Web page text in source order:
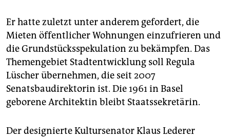
Er hatte zuletzt unter anderem gefordert, die
Mieten öffentlicher Wohnungen einzufrieren und
die Grundstücksspekulation zu bekämpfen. Das
Themengebiet Stadtentwicklung soll Regula
Lüscher übernehmen, die seit 2007
Senatsbaudirektorin ist. Die 1961 in Basel
geborene Architektin bleibt Staatssekretärin.
Der designierte Kultursenator Klaus Lederer